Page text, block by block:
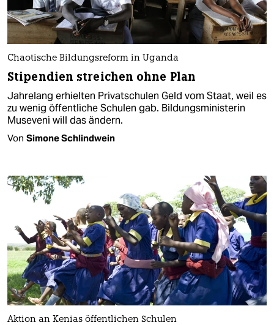
Chaotische Bildungsreform in Uganda
Stipendien streichen ohne Plan
Jahrelang erhielten Privatschulen Geld vom Staat, weil es
zu wenig öffentliche Schulen gab. Bildungsministerin
Museveni will das ändern.
Von Simone Schlindwein
Aktion an Kenias öffentlichen Schulen